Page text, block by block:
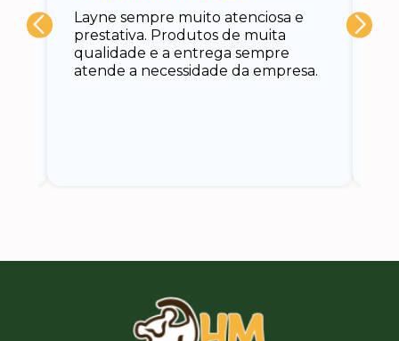
Layne sempre muito atenciosa e
prestativa. Produtos de muita
qualidade e a entrega sempre
atende a necessidade da empresa.